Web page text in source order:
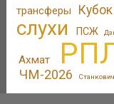
трансферы
слухи
ПСЖ
Ахмат
ЧМ-2026 Станкович